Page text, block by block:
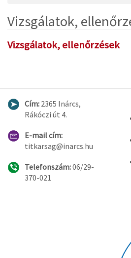
Vizsgálatok,
Vizsgálatok, ellenőrzések
Cím: 2365 Inárcs,
Rákóczi út 4.
E-mail cím:
titkarsag@inarcs.hu
Telefonszám:06/29-
370-021